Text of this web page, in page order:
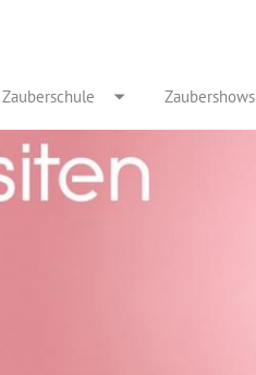
Zauberschule Zaubershows